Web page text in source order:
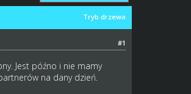
Tryb drzewa
#1
Jest późno i nie mamy
na dany dzień.